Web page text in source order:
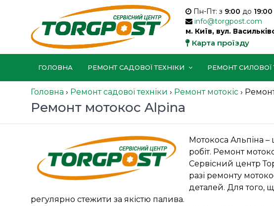
Пн-Пт: з 9:00 до 19:00
info@torgpost.com
м. Київ, вул.
Карта проїзду
ГОЛОВНА РЕМОНТ САДОВОЇ ТЕХНІКИ РЕМОНТ СИЛОВОЇ
Головна › Ремонт садової техніки › Ремонт мотокіс ›
Ремонт мотокос Alpina
Мотокоса Альпіна
робіт. Ремонт
Сервісний центр
разі ремонту
деталей. Для того,
регулярно стежити за якістю палива.